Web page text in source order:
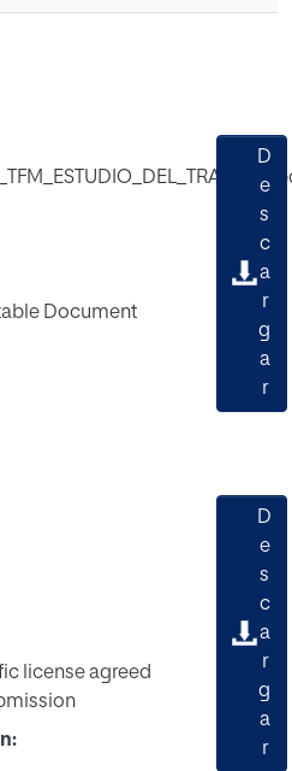
Document
D
e
s
c
a
r
g
a
r
license agreed
D
e
s
c
a
r
g
a
r